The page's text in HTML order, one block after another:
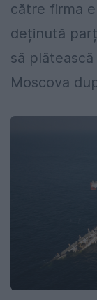
către firma
deținută
să
Moscova